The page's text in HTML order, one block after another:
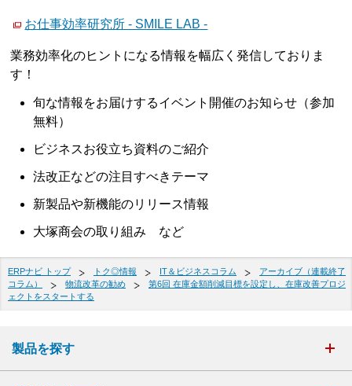
お仕事効率研究所 - SMILE LAB -
業務効率化のヒントになる情報を幅広く発信しておりま
す！
旬な情報をお届けするイベント開催のお知らせ（参加
無料）
ビジネスお役立ち資料のご紹介
法改正などの注目すべきテーマ
新製品や新機能のリリース情報
大塚商会の取り組み など
ERPナビ トップ トク◎情報 IT＆ビジネスコラム
アーカイブ（連載終了
コラム）
物流改革の勧め
第6回 在庫金額削減目標を設定し、在庫改善プロジ
ェクトをスタートする
製品を探す